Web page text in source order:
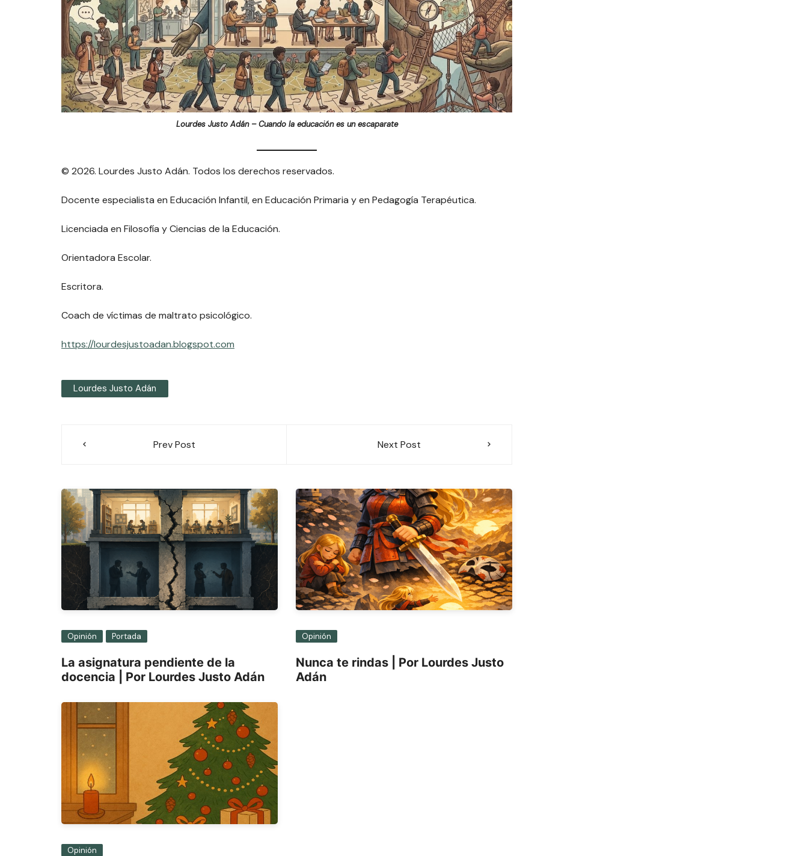
Lourdes Justo Adán – Cuando la educación es un escaparate
© 2026. Lourdes Justo Adán. Todos los derechos reservados.
Docente especialista en Educación Infantil, en Educación Primaria y en Pedagogía Terapéutica.
Licenciada en Filosofía y Ciencias de la Educación.
Orientadora Escolar.
Escritora.
Coach de víctimas de maltrato psicológico.
https://lourdesjustoadan.blogspot.com
Lourdes Justo Adán
Prev Post Next Post
Opinión Portada
La asignatura pendiente de la
docencia | Por Lourdes Justo Adán
Opinión
Nunca te rindas | Por Lourdes Justo
Adán
Opinión